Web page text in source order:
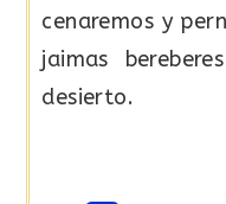
cenaremos y
jaimas
desierto.